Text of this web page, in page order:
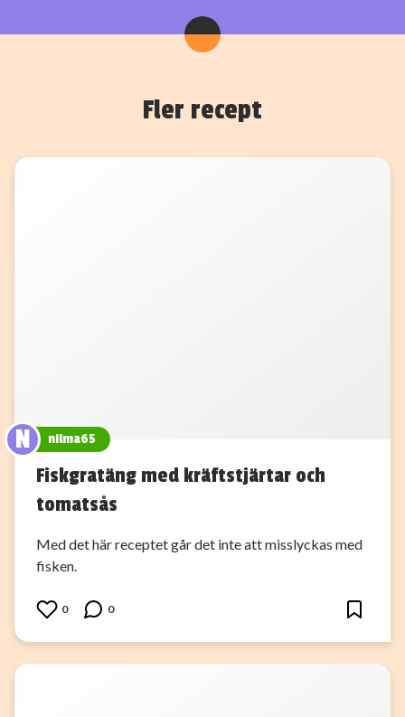
Fler recept
N nilma65
Fiskgratäng med kräftstjärtar och
tomatsås
Med det här receptet går det inte att misslyckas med
fisken.
0 0